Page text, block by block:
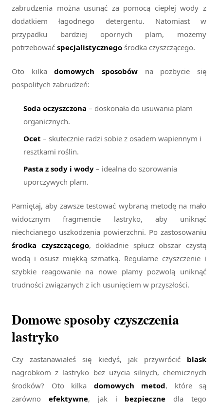
zabrudzenia można usunąć za pomocą ciepłej wody z
dodatkiem łagodnego detergentu. Natomiast w
przypadku bardziej opornych plam, możemy
potrzebować specjalistycznego środka czyszczącego.
Oto kilkadomowych sposobów na pozbycie się
pospolitych zabrudzeń:
Soda oczyszczona – doskonała do usuwania plam
organicznych.
Ocet – skutecznie radzi sobie z osadem wapiennym i
resztkami roślin.
Pasta z sody i wody – idealna do szorowania
uporczywych plam.
Pamiętaj, aby zawsze testować wybraną metodę na mało
widocznym fragmencie lastryko, aby uniknąć
niechcianego uszkodzenia powierzchni. Po zastosowaniu
środka czyszczącego, dokładnie spłucz obszar czystą
wodą i osusz miękką szmatką. Regularne czyszczenie i
szybkie reagowanie na nowe plamy pozwolą uniknąć
trudności związanych z ich usunięciem w przyszłości.
Domowe sposoby czyszczenia
lastryko
Czy zastanawiałeś się kiedyś, jak przywrócić blask
nagrobkom z lastryko bez użycia silnych, chemicznych
środków? Oto kilka domowych metod, które są
zarówno efektywne, jak i bezpieczne dla tego